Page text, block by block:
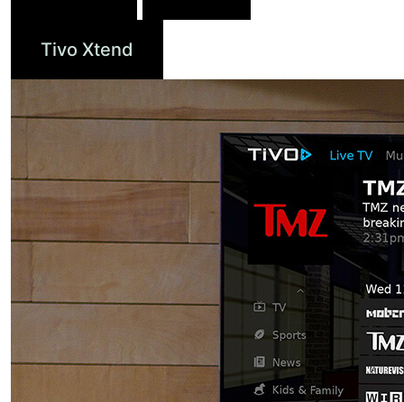
Tivo Xtend